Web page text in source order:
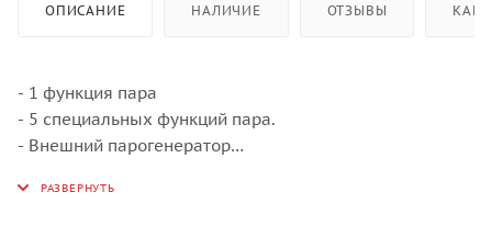
ОПИСАНИЕ НАЛИЧИЕ ОТЗЫВЫ КАК
- 1 функция пара
- 5 специальных функций пара.
- Внешний парогенератор
- Установка температуры с точностью до градуса